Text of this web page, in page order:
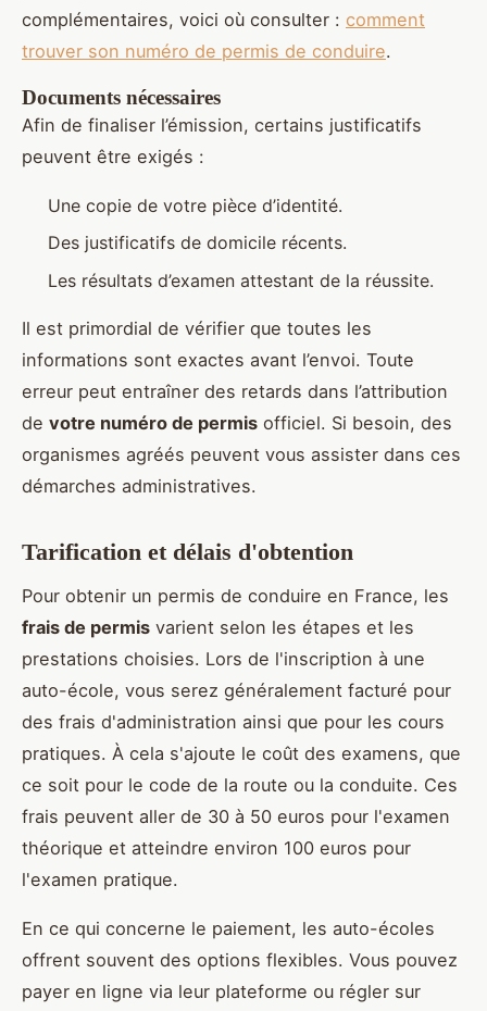
complémentaires, voici où consulter : comment
trouver son numéro de permis de conduire.
Documents nécessaires
Afin de finaliser l’émission, certains justificatifs
peuvent être exigés :
Une copie de votre pièce d’identité.
Des justificatifs de domicile récents.
Les résultats d’examen attestant de la réussite.
Il est primordial de vérifier que toutes les
informations sont exactes avant l’envoi. Toute
erreur peut entraîner des retards dans l’attribution
de votre numéro de permis officiel. Si besoin, des
organismes agréés peuvent vous assister dans ces
démarches administratives.
Tarification et délais d'obtention
Pour obtenir un permis de conduire en France, les
frais de permis varient selon les étapes et les
prestations choisies. Lors de l'inscription à une
auto-école, vous serez généralement facturé pour
des frais d'administration ainsi que pour les cours
pratiques. À cela s'ajoute le coût des examens, que
ce soit pour le code de la route ou la conduite. Ces
frais peuvent aller de 30 à 50 euros pour l'examen
théorique et atteindre environ 100 euros pour
l'examen pratique.
En ce qui concerne le paiement, les auto-écoles
offrent souvent des options flexibles. Vous pouvez
payer en ligne via leur plateforme ou régler sur